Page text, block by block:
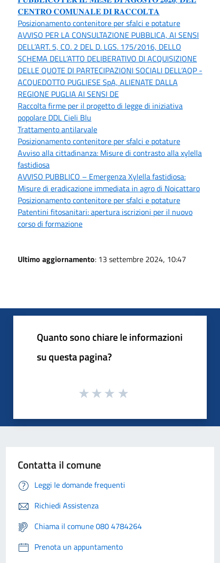
𝐂𝐄𝐍𝐓𝐑𝐎 𝐂𝐎𝐌𝐔𝐍𝐀𝐋𝐄 𝐃𝐈 𝐑𝐀𝐂𝐂𝐎𝐋𝐓𝐀
Posizionamento contenitore per sfalci e potature
AVVISO PER LA CONSULTAZIONE PUBBLICA, AI SENSI
DELL’ART. 5, CO. 2 DEL D. LGS. 175/2016, DELLO
SCHEMA DELL’ATTO DELIBERATIVO DI ACQUISIZIONE
DELLE QUOTE DI PARTECIPAZIONI SOCIALI DELL’AQP -
ACQUEDOTTO PUGLIESE SpA, ALIENATE DALLA
REGIONE PUGLIA AI SENSI DE
Raccolta firme per il progetto di legge di iniziativa
popolare DDL Cieli Blu
Trattamento antilarvale
Posizionamento contenitore per sfalci e potature
Avviso alla cittadinanza: Misure di contrasto alla xylella
fastidiosa
AVVISO PUBBLICO – Emergenza Xylella fastidiosa:
Misure di eradicazione immediata in agro di Noicattaro
Posizionamento contenitore per sfalci e potature
Patentini fitosanitari: apertura iscrizioni per il nuovo
corso di formazione
Ultimo aggiornamento: 13 settembre 2024, 10:47
Quanto sono chiare le informazioni
su questa pagina?
Contatta il comune
Leggi le domande frequenti
Richiedi Assistenza
Chiama il comune 080 4784264
Prenota un appuntamento